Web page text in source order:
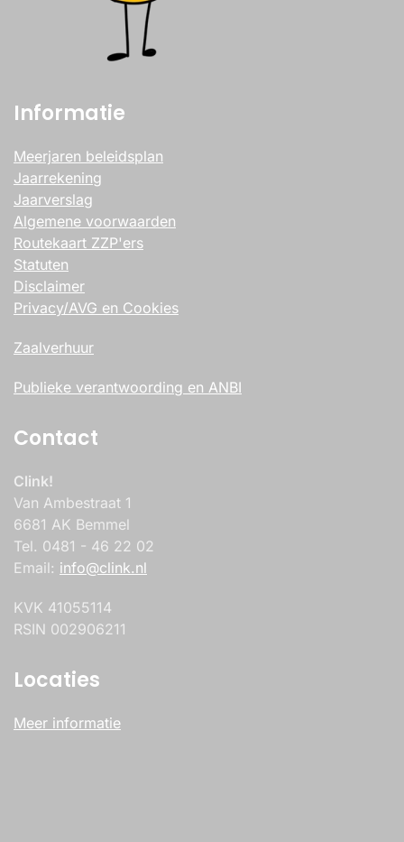
Informatie
Meerjaren beleidsplan
Jaarrekening
Jaarverslag
Algemene voorwaarden
Routekaart ZZP'ers
Statuten
Disclaimer
Privacy/AVG en Cookies
Zaalverhuur
Publieke verantwoording en ANBI
Contact
Clink!
Van Ambestraat 1
6681 AK Bemmel
Tel. 0481 - 46 22 02
Email: info@clink.nl
KVK 41055114
RSIN 002906211
Locaties
Meer informatie